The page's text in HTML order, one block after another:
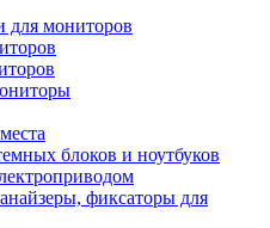
для мониторов
блоков и ноутбуков
фиксаторы для